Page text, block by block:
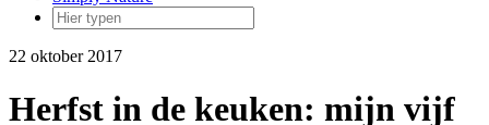
22 oktober 2017
Herfst in de keuken: mijn vijf